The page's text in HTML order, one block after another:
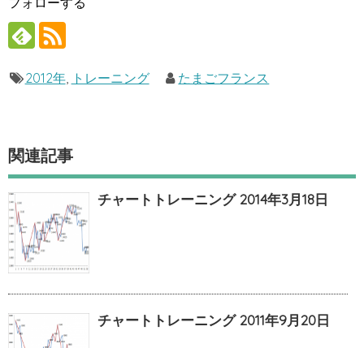
2012年, トレーニング たまごフランス
関連記事
チャートトレーニング 2014年3月18日
チャートトレーニング 2011年9月20日